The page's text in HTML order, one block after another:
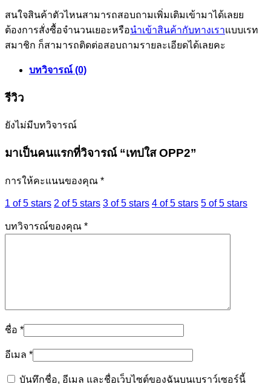
สนใจสินค้าตัวไหนสามารถสอบถามเพิ่มเติมเข้ามาได้เลยย
ต้องการสั่งซื้อจำนวนเยอะหรือนำเข้าสินค้ากับทางเราแบบเรท
สมาชิก ก็สามารถติดต่อสอบถามรายละเอียดได้เลยคะ
บทวิจารณ์ (0)
รีวิว
ยังไม่มีบทวิจารณ์
มาเป็นคนแรกที่วิจารณ์ “เทปใส OPP2”
การให้คะแนนของคุณ *
1 of 5 stars 2 of 5 stars 3 of 5 stars 4 of 5 stars 5 of 5 stars
บทวิจารณ์ของคุณ *
ชื่อ *
อีเมล *
บันทึกชื่อ, อีเมล และชื่อเว็บไซต์ของฉันบนเบราว์เซอร์นี้